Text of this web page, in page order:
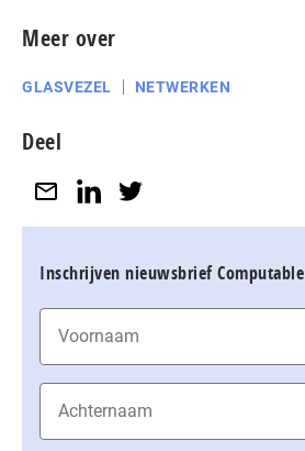
Meer over
GLASVEZEL NETWERKEN
Deel
Inschrijven nieuwsbrief Computable